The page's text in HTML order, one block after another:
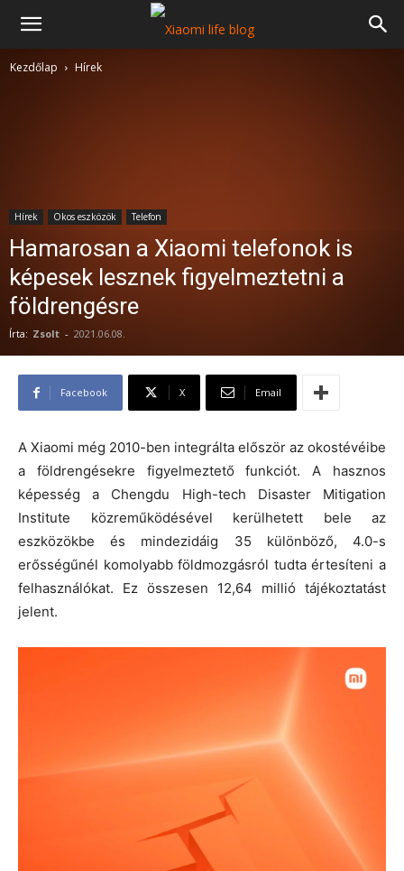
Kezdőlap Hírek
Hírek Okos eszközök Telefon
Hamarosan a Xiaomi telefonok is
képesek lesznek figyelmeztetni a
földrengésre
Írta: Zsolt - 2021.06.08.
Facebook X Email
A Xiaomi még 2010-ben integrálta először az okostévéibe
a földrengésekre figyelmeztető funkciót. A hasznos
képesség a Chengdu High-tech Disaster Mitigation
Institute közreműködésével kerülhetett bele az
eszközökbe és mindezidáig 35 különböző, 4.0-s
erősségűnél komolyabb földmozgásról tudta értesíteni a
felhasználókat. Ez összesen 12,64 millió tájékoztatást
jelent.